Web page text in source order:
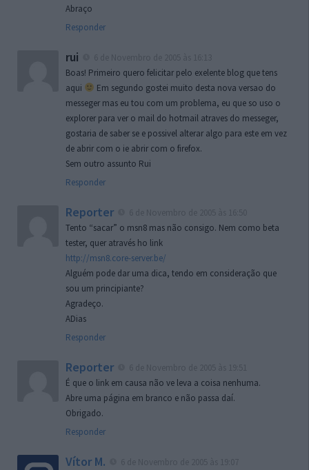
Abraço
Responder
rui
Boas! Primeiro quero felicitar pelo exelente blog que tens
aqui
Em segundo gostei muito desta nova versao do
messeger mas eu tou com um problema, eu que so uso o
explorer para ver o mail do hotmail atraves do messeger,
gostaria de saber se e possivel alterar algo para este em vez
de abrir com o ie abrir com o firefox.
Sem outro assunto Rui
Responder
Reporter
Tento “sacar” o msn8 mas não consigo. Nem como beta
tester, quer através ho link
http://msn8.core-server.be/
Alguém pode dar uma dica, tendo em consideração que
sou um principiante?
Agradeço.
ADias
Responder
Reporter
É que o link em causa não ve leva a coisa nenhuma.
Abre uma página em branco e não passa daí.
Obrigado.
Responder
Vítor M.